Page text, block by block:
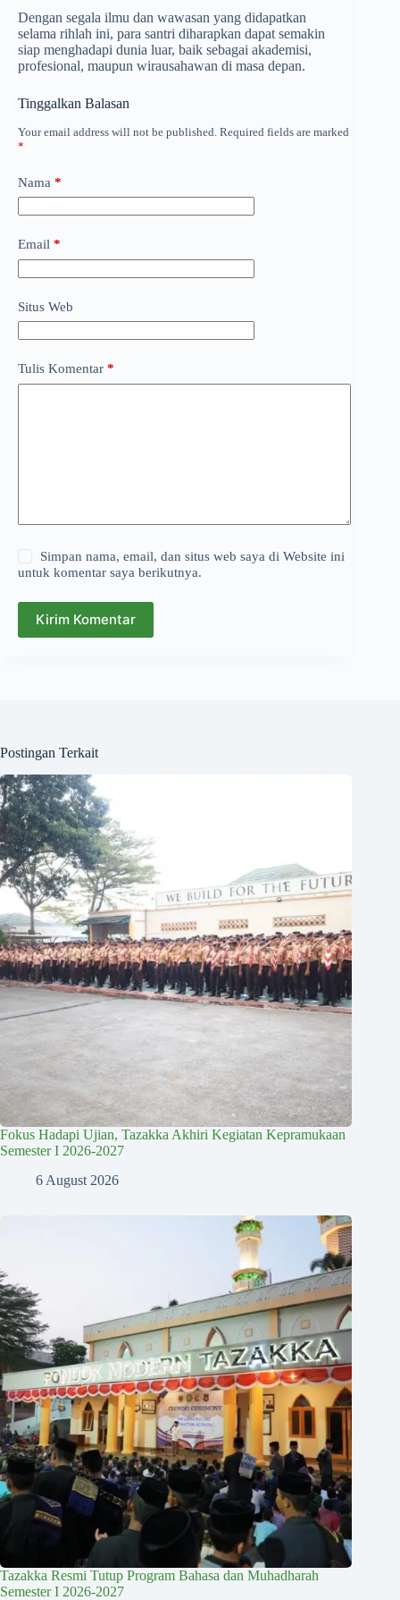
Dengan segala ilmu dan wawasan yang didapatkan
selama rihlah ini, para santri diharapkan dapat semakin
siap menghadapi dunia luar, baik sebagai akademisi,
profesional, maupun wirausahawan di masa depan.
Tinggalkan Balasan
Your email address will not be published. Required fields are marked
*
Nama *
Email *
Situs Web
Tulis Komentar *
Simpan nama, email, dan situs web saya di Website ini
untuk komentar saya berikutnya.
Kirim Komentar
Postingan Terkait
Fokus Hadapi Ujian, Tazakka Akhiri Kegiatan Kepramukaan
Semester I 2026-2027
6 August 2026
Tazakka Resmi Tutup Program Bahasa dan Muhadharah
Semester I 2026-2027